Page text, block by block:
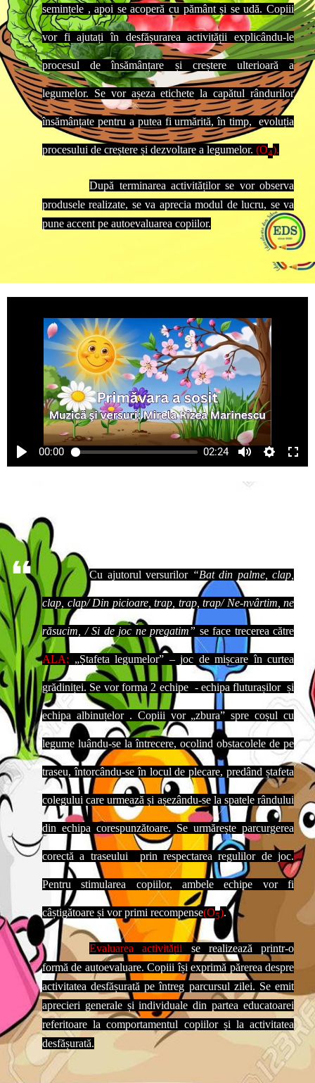
semințele , apoi se acoperă cu pământ și se udă. Copiii
vor fi ajutați în desfășurarea activității explicându-le
procesul de însămânțare și creștere ulterioară a
legumelor. Se vor așeza etichete la capătul rândurilor
însămânțate pentru a putea fi urmărită, în timp, evoluția
procesului de creștere și dezvoltare a legumelor. (O4).
După terminarea activităților se vor observa
produsele realizate, se va aprecia modul de lucru, se va
pune accent pe autoevaluarea copiilor.
00:00 02:24
Cu ajutorul versurilor “Bat din palme, clap,
clap, clap/ Din picioare, trap, trap, trap/ Ne-nvârtim, ne
răsucim, / Si de joc ne pregatim” se face trecerea către
ALA: „Ștafeta legumelor” – joc de mișcare în curtea
grădiniței. Se vor forma 2 echipe - echipa fluturașilor și
echipa albinuțelor . Copiii vor „zbura” spre coșul cu
legume luându-se la întrecere, ocolind obstacolele de pe
traseu, întorcându-se în locul de plecare, predând ștafeta
colegului care urmează și așezându-se la spatele rândului
din echipa corespunzătoare. Se urmărește parcurgerea
corectă a traseului prin respectarea regulilor de joc.
Pentru stimularea copiilor, ambele echipe vor fi
câștigătoare și vor primi recompense(O5).
Evaluarea activității se realizează printr-o
formă de autoevaluare. Copiii își exprimă părerea despre
activitatea desfășurată pe întreg parcursul zilei. Se emit
aprecieri generale și individuale din partea educatoarei
referitoare la comportamentul copiilor și la activitatea
desfășurată.